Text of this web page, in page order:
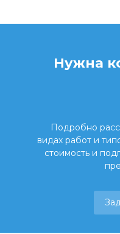
Нужна
Подробно
видах работ и
стоимость и